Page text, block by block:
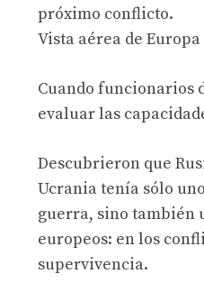
próximo conflicto.
Vista aérea de
Cuando funcionarios
evaluar las
Descubrieron que
Ucrania tenía sólo
guerra, sino también
europeos: en los
supervivencia.